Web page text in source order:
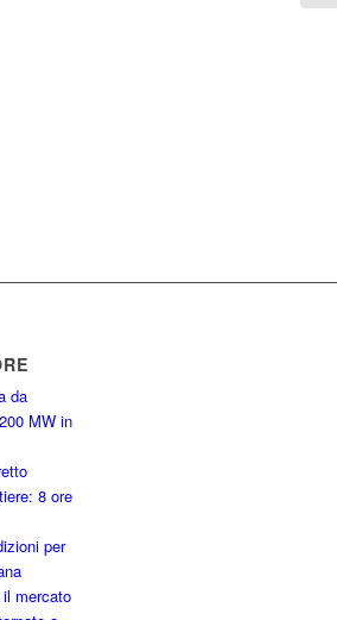
da
MW in
8 ore
per
mercato